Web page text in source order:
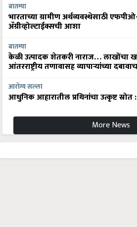
बातम्या
भारताच्या ग्रामीण अर्थव्यवस्थेसाठी
अ‍ॅग्रीव्होल्टाईक्सची आशा
बातम्या
केळी उत्पादक शेतकरी नाराज… लाखोंचा
आंतरराष्ट्रीय तणावासह व्यापाऱ्यांच्या
आरोग्य सल्ला
आधुनिक आहारातील प्रथिनांचा उत्कृष्ट
More News